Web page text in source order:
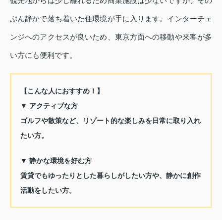
ぶん静かで落ち着いた住環境が手に入ります。インターチェ
ンジへのアクセスが良いため、東京方面への移動や来客が多
い方にも便利です。
【こんな人におすすめ！】
▼ アクティブな方
ゴルフや散策など、リゾート的な楽しみを日常に取り入れ
たい方。
▼ 静かな環境を好む方
賃貸でもゆったりとした暮らしがしたい方や、静かに創作
活動をしたい方。